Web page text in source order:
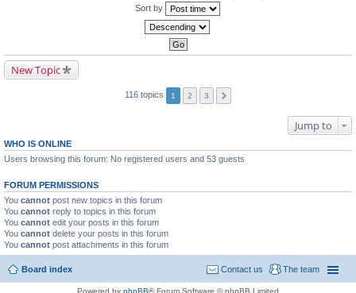
Sort by
New Topic
116 topics 1 2 3
Jump to
WHO IS ONLINE
Users browsing this forum: No registered users and 53 guests
FORUM PERMISSIONS
You cannot post new topics in this forum
You cannot reply to topics in this forum
You cannot edit your posts in this forum
You cannot delete your posts in this forum
You cannot post attachments in this forum
Board index The team
Contact us
Powered by phpBB® Forum Software © phpBB Limited